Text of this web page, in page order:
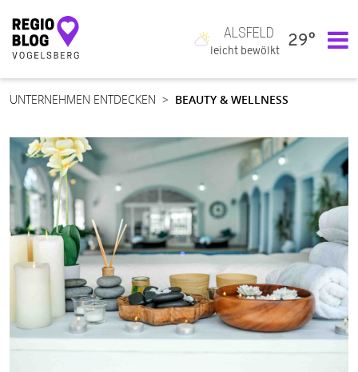
Hauptnavigation
ALSFELD
leicht bewölkt
29°
UNTERNEHMEN ENTDECKEN BEAUTY & WELLNESS